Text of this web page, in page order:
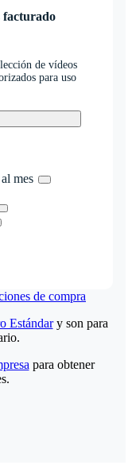
facturado
de vídeos
para uso
mes
de compra
Estándary son para
para obtener